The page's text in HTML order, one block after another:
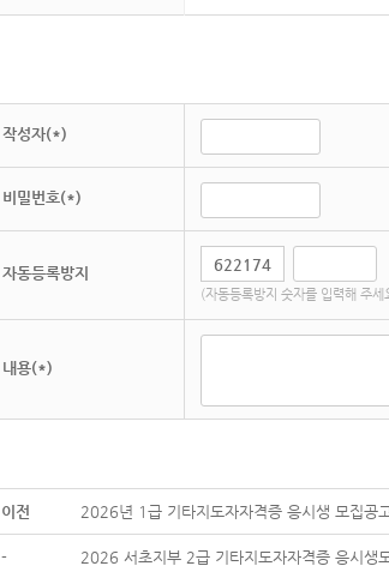
작성자(*)
비밀번호(*)
자동등록방지
(자동등록방지 숫자를 입력해 주세
내용(*)
이전 2026년 1급 기타지도자자격증 응시생 모집
- 2026 서초지부 2급 기타지도자자격증 응시생